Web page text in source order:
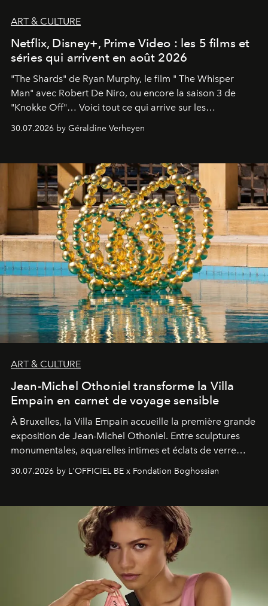
ART & CULTURE
Netflix, Disney+, Prime Video : les 5 films et
séries qui arrivent en août 2026
"The Shards" de Ryan Murphy, le film " The Whisper
Man" avec Robert De Niro, ou encore la saison 3 de
"Knokke Off"… Voici tout ce qui arrive sur les
30.07.2026 by Géraldine Verheyen
ART & CULTURE
Jean-Michel Othoniel transforme la Villa
Empain en carnet de voyage sensible
À Bruxelles, la Villa Empain accueille la première grande
exposition de Jean-Michel Othoniel. Entre sculptures
monumentales, aquarelles intimes et éclats de verre
émotionnel où chaque œuvre devient le souvenir
émerveillement.
30.07.2026 by L'OFFICIEL BE x Fondation Boghossian